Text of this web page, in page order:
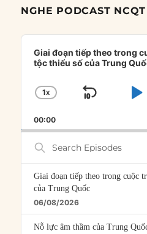
NGHE PODCAST NCQT
Audio
Player
Giai đoạn tiếp theo trong
tộc thiểu số của Trung
CHANGE
RATE
1X
SKIP
00:00
Search
Episodes
Giai đoạn tiếp theo trong cuộc
của Trung Quốc
06/08/2026
Nỗ lực âm thầm của Trung